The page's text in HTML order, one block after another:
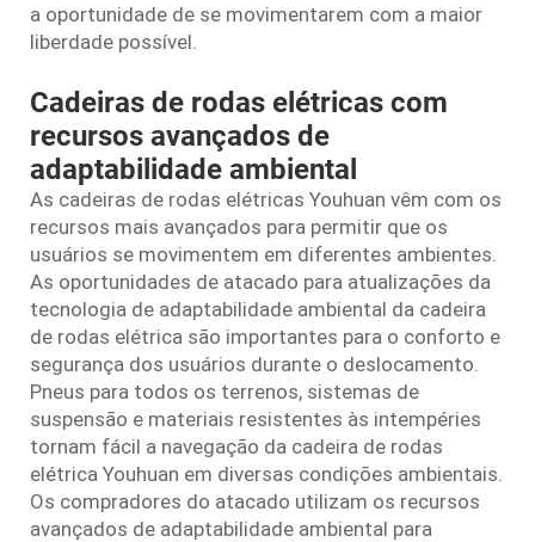
a oportunidade de se movimentarem com a maior
liberdade possível.
Cadeiras de rodas elétricas com
recursos avançados de
adaptabilidade ambiental
As cadeiras de rodas elétricas Youhuan vêm com os
recursos mais avançados para permitir que os
usuários se movimentem em diferentes ambientes.
As oportunidades de atacado para atualizações da
tecnologia de adaptabilidade ambiental da cadeira
de rodas elétrica são importantes para o conforto e
segurança dos usuários durante o deslocamento.
Pneus para todos os terrenos, sistemas de
suspensão e materiais resistentes às intempéries
tornam fácil a navegação da cadeira de rodas
elétrica Youhuan em diversas condições ambientais.
Os compradores do atacado utilizam os recursos
avançados de adaptabilidade ambiental para